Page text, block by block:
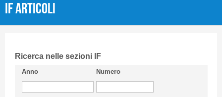
CIFI in breve
Linee Guida
IF Articoli
Ricerca nelle sezioni IF
Anno Numero